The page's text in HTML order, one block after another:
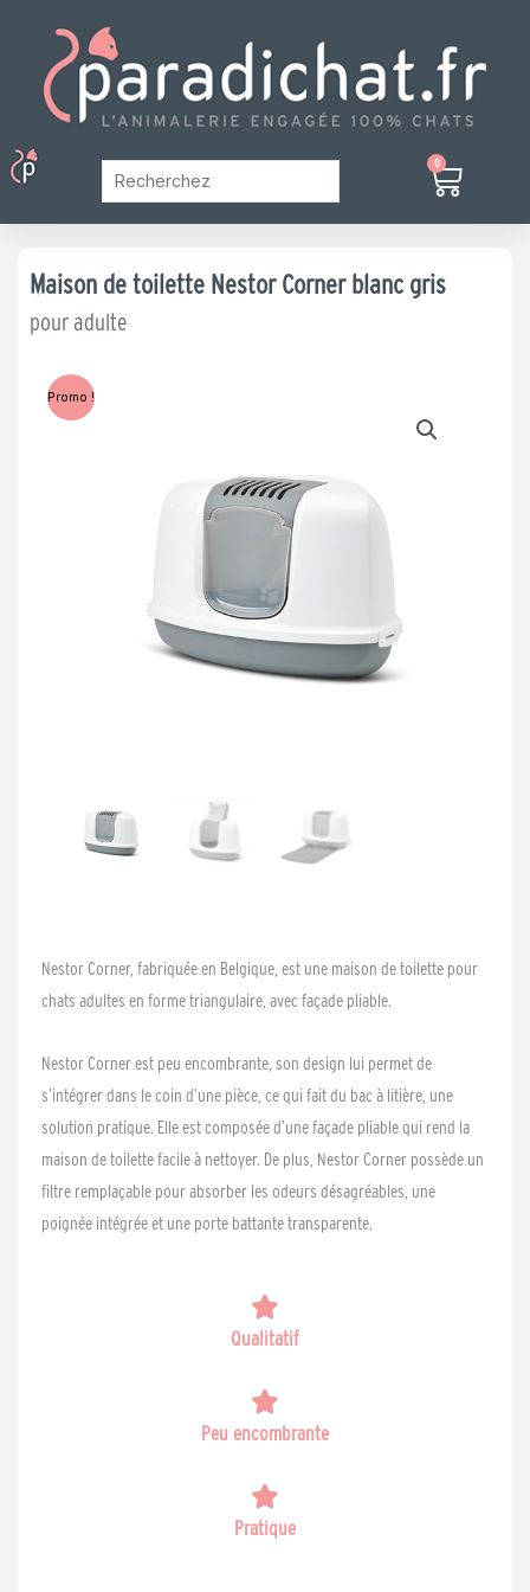
contenu
Menu 0
Panier
Maison de toilette Nestor Corner blanc gris
pour adulte
Promo !
Nestor Corner, fabriquée en Belgique, est une maison de toilette pour
chats adultes en forme triangulaire, avec façade pliable.
Nestor Corner est peu encombrante, son design lui permet de
s’intégrer dans le coin d’une pièce, ce qui fait du bac à litière, une
solution pratique. Elle est composée d’une façade pliable qui rend la
maison de toilette facile à nettoyer. De plus, Nestor Corner possède un
filtre remplaçable pour absorber les odeurs désagréables, une
poignée intégrée et une porte battante transparente.
Qualitatif
Peu encombrante
Pratique